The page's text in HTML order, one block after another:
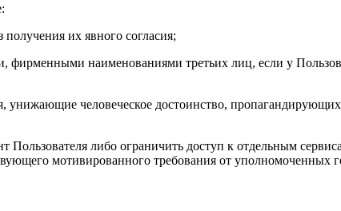
их явного согласия;
наименованиями третьих лиц, если у
человеческое достоинство,
либо ограничить доступ к отдельным
мотивированного требования от уполномоченных